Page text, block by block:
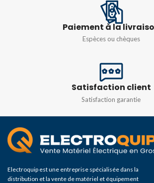
Paiement à la
Espèces ou chèques
Satisfaction client
Satisfaction garantie
Electroquip est une entreprise spécialisée dans la
distribution et la vente de matériel et équipement